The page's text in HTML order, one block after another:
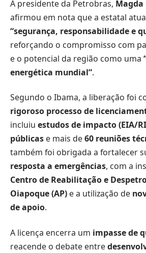
A presidente da Petrobras,
afirmou em nota que a estatal
“segurança, responsabilidade e
reforçando o compromisso com
e o potencial da região como uma
energética mundial”.
Segundo o Ibama, a liberação foi
rigoroso processo de
incluiu estudos de impacto (EIA/
públicas e mais de60 reuniões
também foi obrigada a fortalecer
resposta a emergências, com a
Centro de Reabilitação e
Oiapoque (AP) e a utilização de
de apoio.
A licença encerra um impasse de
reacende o debate entre